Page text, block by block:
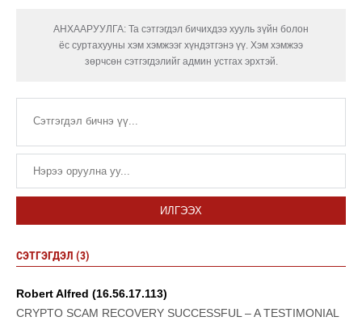
АНХААРУУЛГА: Та сэтгэгдэл бичихдээ хууль зүйн болон
ёс суртахууны хэм хэмжээг хүндэтгэнэ үү. Хэм хэмжээ
зөрчсөн сэтгэгдэлийг админ устгах эрхтэй.
ИЛГЭЭХ
СЭТГЭГДЭЛ (3)
Robert Alfred (16.56.17.113)
CRYPTO SCAM RECOVERY SUCCESSFUL – A TESTIMONIAL